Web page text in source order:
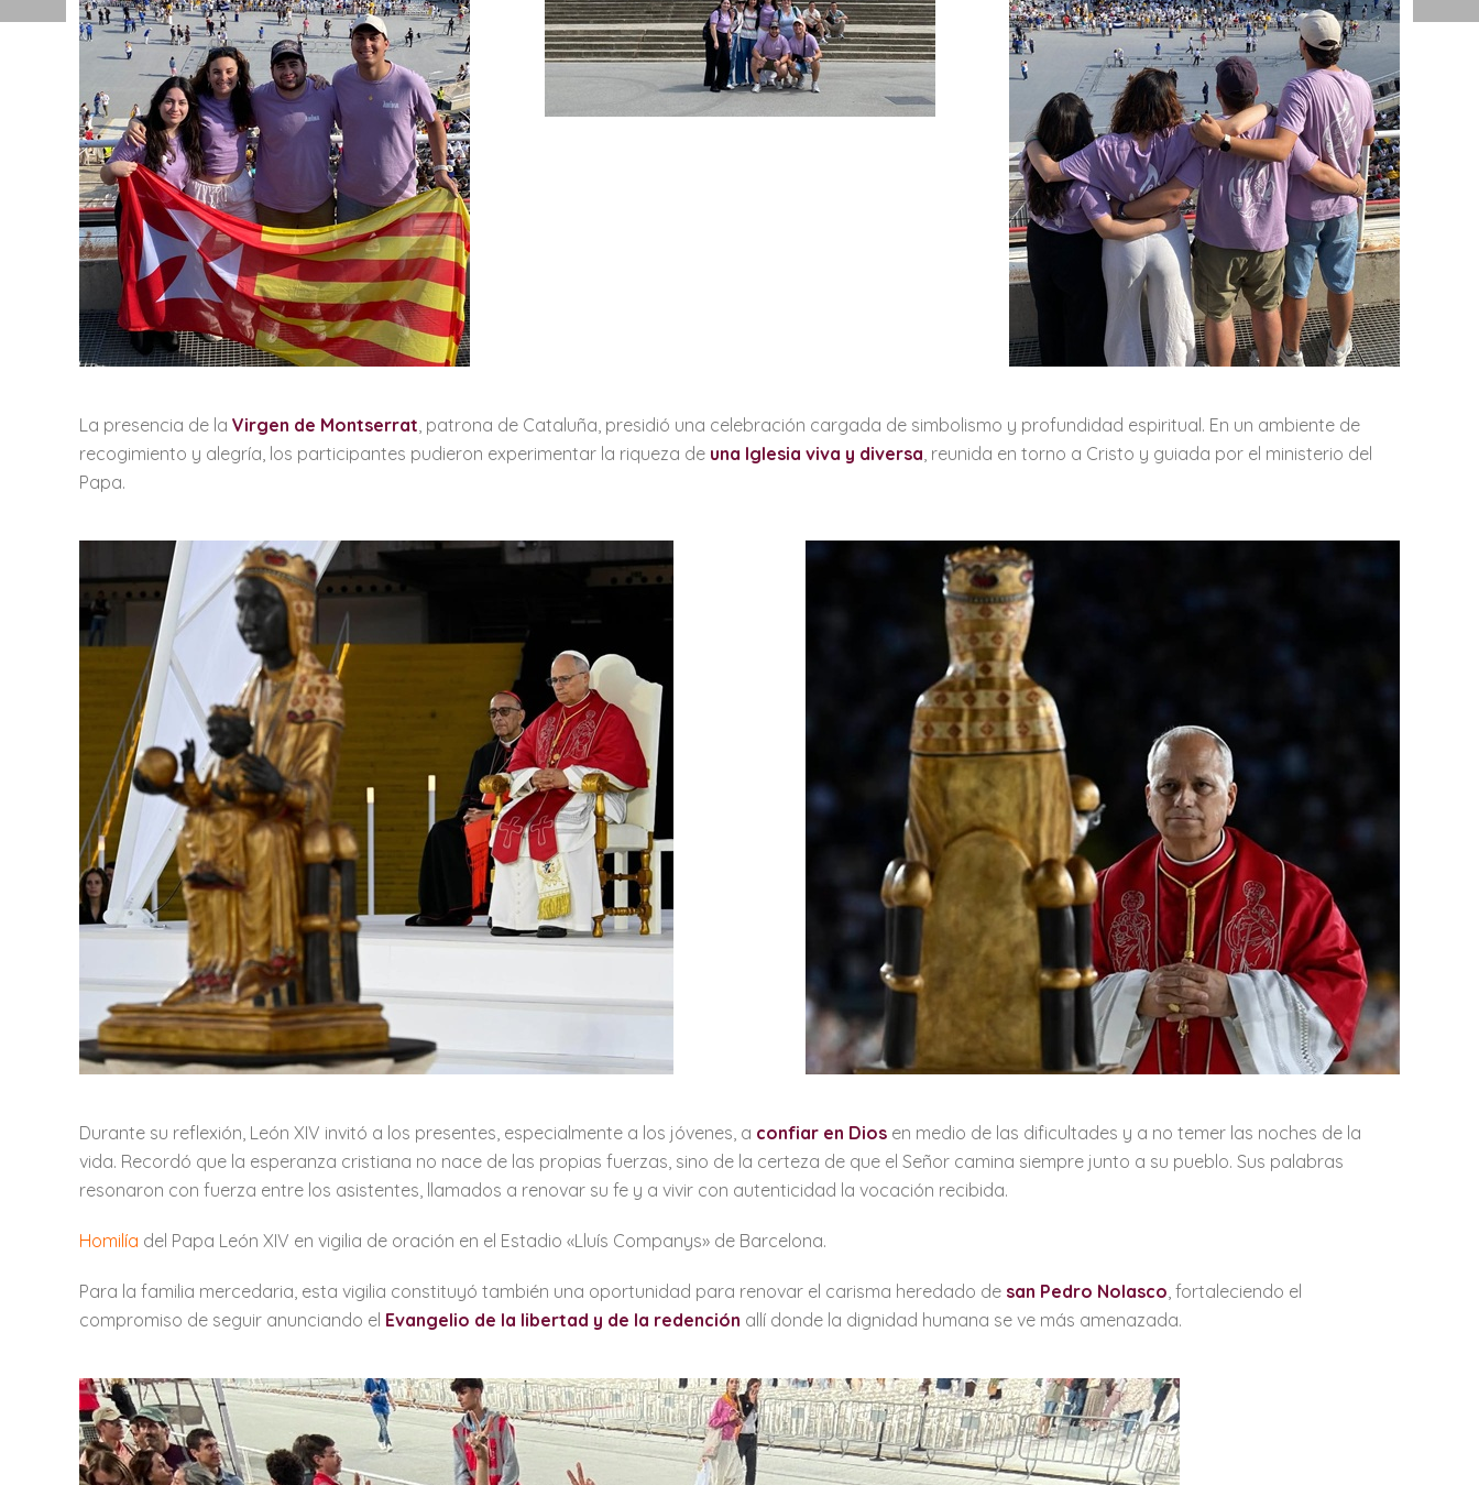
La presencia de la Virgen de Montserrat, patrona de Cataluña, presidió una celebración cargada de simbolismo y profundidad espiritual. En un ambiente de
recogimiento y alegría, los participantes pudieron experimentar la riqueza de una Iglesia viva y diversa, reunida en torno a Cristo y guiada por el ministerio del
Papa.
Durante su reflexión, León XIV invitó a los presentes, especialmente a los jóvenes, a confiar en Dios en medio de las dificultades y a no temer las noches de la
vida. Recordó que la esperanza cristiana no nace de las propias fuerzas, sino de la certeza de que el Señor camina siempre junto a su pueblo. Sus palabras
resonaron con fuerza entre los asistentes, llamados a renovar su fe y a vivir con autenticidad la vocación recibida.
Homilía del Papa León XIV en vigilia de oración en el Estadio «Lluís Companys» de Barcelona.
Para la familia mercedaria, esta vigilia constituyó también una oportunidad para renovar el carisma heredado de san Pedro Nolasco, fortaleciendo el
compromiso de seguir anunciando el Evangelio de la libertad y de la redención allí donde la dignidad humana se ve más amenazada.